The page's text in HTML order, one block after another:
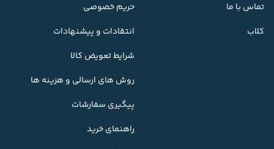
تماس با ما
کلاب
حریم خصوصی
انتقادات و پیشنهادات
شرایط تعویض کالا
روش های ارسالی و هزینه ها
پیگیری سفارشات
راهنمای خرید